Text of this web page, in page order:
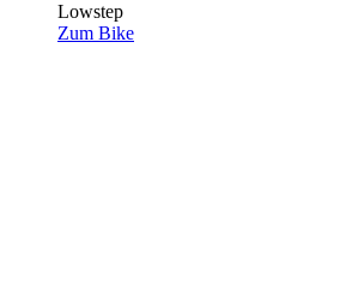
Lowstep
Zum Bike